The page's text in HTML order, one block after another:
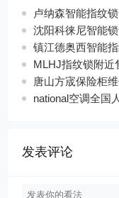
卢纳森智能指纹
沈阳科徕尼智能
镇江德奥西智能
MLHJ指纹锁附近
唐山方宬保险柜
national空调全国
发表评论